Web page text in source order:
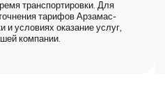
транспортировки. Для
тарифов Арзамас-
и условиях оказание услуг,
компании.